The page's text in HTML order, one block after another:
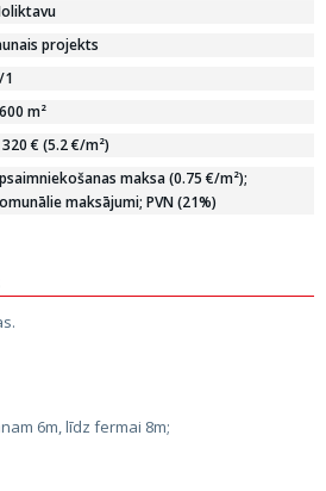
projekts
1
m²
€ (5.2 €/m²)
maksa (0.75 €/m²);
maksājumi; PVN (21%)
6m, līdz fermai 8m;